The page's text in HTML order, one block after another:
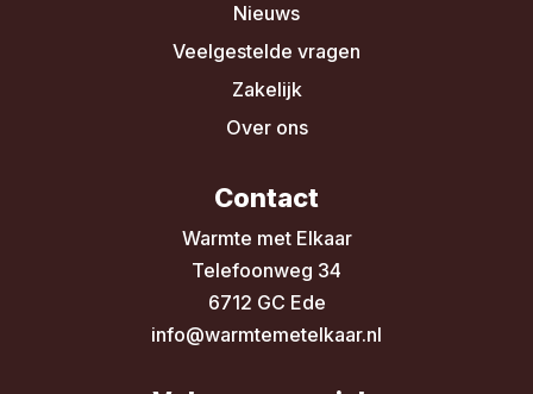
Nieuws
Veelgestelde vragen
Zakelijk
Over ons
Contact
Warmte met Elkaar
Telefoonweg 34
6712 GC Ede
info@warmtemetelkaar.nl